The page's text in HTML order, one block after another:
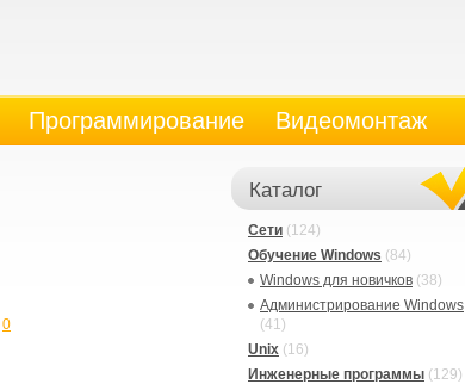
Программирование
Видеомонтаж
0
Каталог
Сети (124)
Обучение Windows (84)
Windows для новичков (38)
Администрирование Windows
(41)
Unix (16)
Инженерные программы (129)